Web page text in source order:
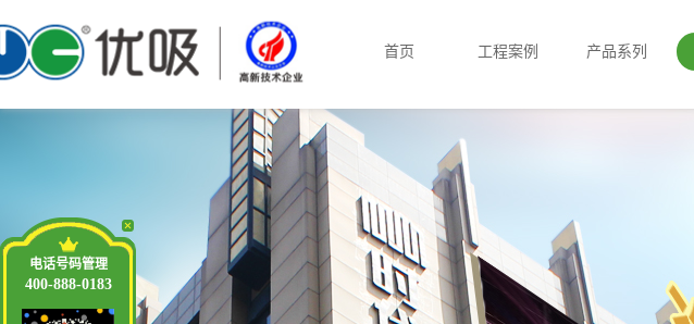
首页 工程案例 产品系列
电话号码管理
400-888-0183